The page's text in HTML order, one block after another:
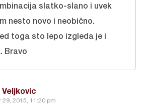
29, 2015, 11:20 pm
slatko-slano i uvek
nesto novo i neobično.
toga sto lepo izgleda je i
Bravo